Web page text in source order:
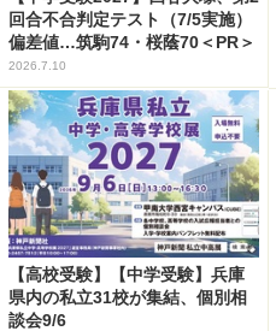
回合不合判定テスト（7/5実施）
偏差値…筑駒74・桜蔭70＜PR＞
2026.7.10
【高校受験】【中学受験】兵庫
県内の私立31校が集結、個別相
談会9/6